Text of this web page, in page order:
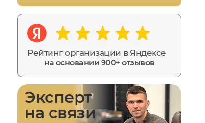
Рейтинг организации в Яндексе
на основании 900+ отзывов
Эксперт
на связи